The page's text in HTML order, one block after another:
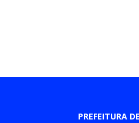
PREFEITURA